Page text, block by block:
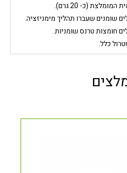
(כ- 20 גרם).
שומנים שעברו תהליך מימניזציה.
חומצות טרנס שומניות.
כלל.